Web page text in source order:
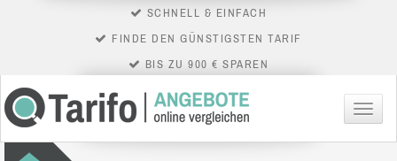
SCHNELL & EINFACH
FINDE DEN GÜNSTIGSTEN TARIF
BIS ZU 900 € SPAREN
Menü